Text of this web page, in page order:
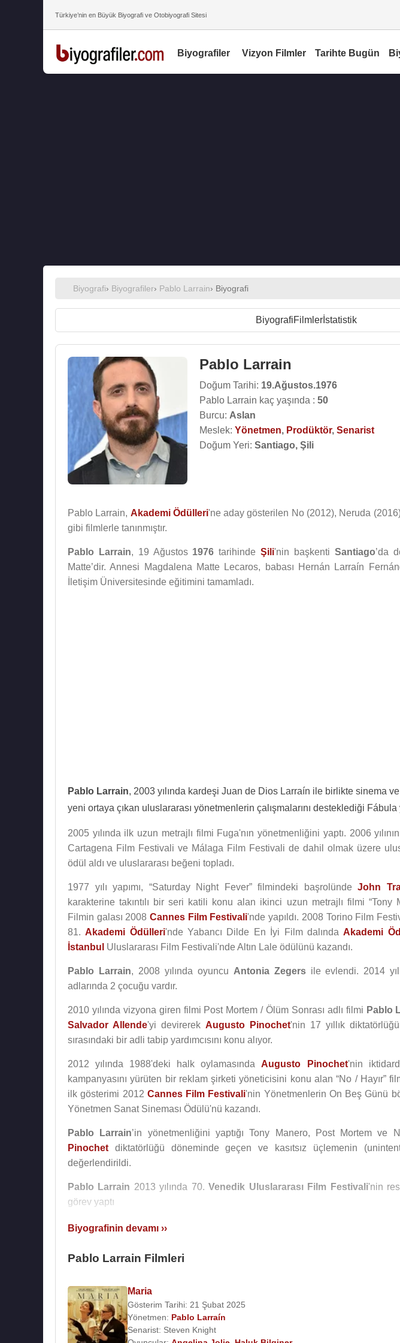
Türkiye’nin en Büyük Biyografi ve Otobiyografi Sitesi
Biyografiler Vizyon Filmler Tarihte Bugün
Biyografi› Biyografiler› Pablo Larrain› Biyografi
BiyografiFilmler İstatistik
Pablo Larrain
Doğum Tarihi: 19.Ağustos.1976
Pablo Larrain kaç yaşında : 50
Burcu: Aslan
Meslek: Yönetmen, Prodüktör, Senarist
Doğum Yeri: Santiago, Şili
Pablo Larrain, Akademi Ödülleri'ne aday gösterilen No (2012), Neruda
gibi filmlerle tanınmıştır.
Pablo Larrain, 19 Ağustos 1976 tarihindeŞili'nin başkenti Santiago’da
Matte’dir. Annesi Magdalena Matte Lecaros, babası Hernán Larraín
İletişim Üniversitesinde eğitimini tamamladı.
Pablo Larrain, 2003 yılında kardeşi Juan de Dios Larraín ile birlikte sinema
yeni ortaya çıkan uluslararası yönetmenlerin çalışmalarını desteklediği
2005 yılında ilk uzun metrajlı filmi Fuga'nın yönetmenliğini yaptı. 2006
Cartagena Film Festivali ve Málaga Film Festivali de dahil olmak üzere
ödül aldı ve uluslararası beğeni topladı.
1977 yılı yapımı, “Saturday Night Fever” filmindeki başrolünde John
karakterine takıntılı bir seri katili konu alan ikinci uzun metrajlı filmi “Tony
Filmin galası 2008Cannes Film Festivali'nde yapıldı. 2008 Torino Film
81.Akademi Ödülleri'nde Yabancı Dilde En İyi Film dalındaAkademi
İstanbul Uluslararası Film Festivali'nde Altın Lale ödülünü kazandı.
Pablo Larrain, 2008 yılında oyuncu Antonia Zegersile evlendi. 2014
adlarında 2 çocuğu vardır.
2010 yılında vizyona giren filmi Post Mortem / Ölüm Sonrası adlı filmi Pablo
Salvador Allende'yi devirerek Augusto Pinochet'nin 17 yıllık
sırasındaki bir adli tabip yardımcısını konu alıyor.
2012 yılında 1988'deki halk oylamasındaAugusto Pinochet'nin
kampanyasını yürüten bir reklam şirketi yöneticisini konu alan “No / Hayır”
ilk gösterimi 2012 Cannes Film Festivali'nin Yönetmenlerin On Beş Günü
Yönetmen Sanat Sineması Ödülü'nü kazandı.
Pablo Larrain’in yönetmenliğini yaptığı Tony Manero, Post Mortem ve
Pinochet diktatörlüğü döneminde geçen ve kasıtsız üçlemenin
değerlendirildi.
Pablo Larrain 2013 yılında 70.Venedik Uluslararası Film Festivali'nin
görev yaptı
Pablo Larrain'in bir sonraki filmi "The Club",
Büyük Jüri Ödülü'nü kazandı.
yönetmenliğini yaptı.
2016 yılında başrollerindeNatalie Portman
veJohn Hurt'un olduğu “Jackie” adlı,
Biyografinin devamı ››
Pablo Larrain Filmleri
Maria
Gösterim Tarihi: 21 Şubat 2025
Yönetmen: Pablo Larraín
Senarist: Steven Knight